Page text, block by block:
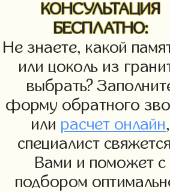
КОНСУЛЬТАЦИЯ
БЕСПЛАТНО:
Не знаете, какой
или цоколь из
выбрать?
форму обратного
или расчет онлайн,
специалист
Вами и поможет с
подбором